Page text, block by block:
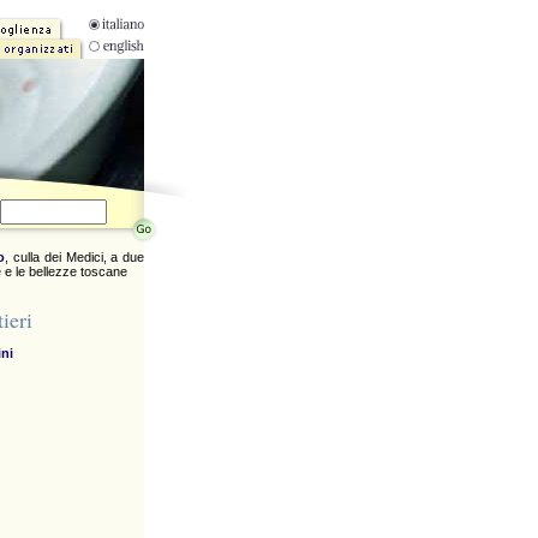
, culla dei Medici, a due
e le bellezze toscane